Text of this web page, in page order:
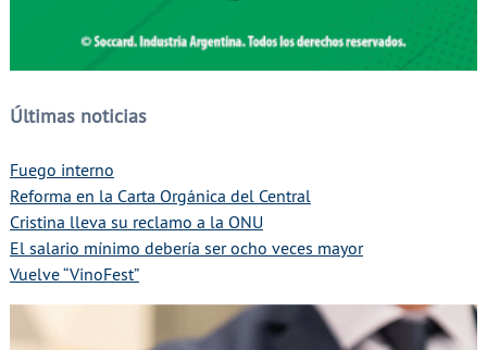
Últimas noticias
Fuego interno
Reforma en la Carta Orgánica del Central
Cristina lleva su reclamo a la ONU
El salario mínimo debería ser ocho veces mayor
Vuelve “VinoFest”